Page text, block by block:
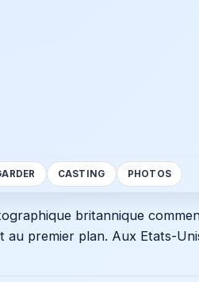
CASTING PHOTOS
britannique
au premier plan. Aux Etats-